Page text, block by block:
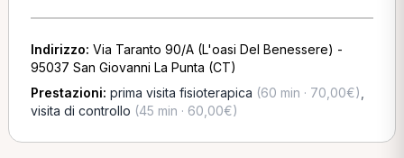
Indirizzo: Via Taranto 90/A (L'oasi Del Benessere) -
95037 San Giovanni La Punta (CT)
Prestazioni: prima visita fisioterapica (60 min · 70,00€)
visita di controllo (45 min · 60,00€)